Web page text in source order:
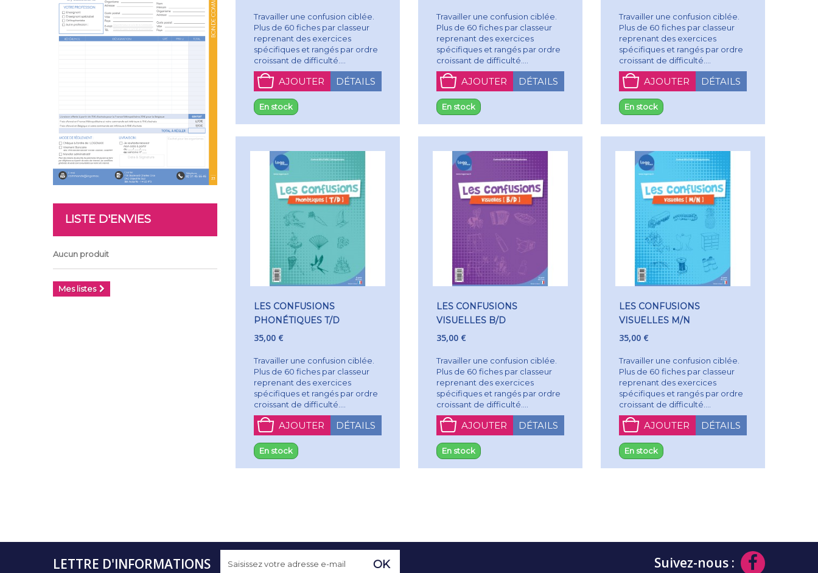
LISTE D'ENVIES
Aucun produit
Mes listes
Travailler une confusion ciblée.
Plus de 60 fiches par classeur
reprenant des exercices
spécifiques et rangés par ordre
croissant de difficulté....
AJOUTER DÉTAILS
En stock
Travailler une confusion ciblée.
Plus de 60 fiches par classeur
reprenant des exercices
spécifiques et rangés par ordre
croissant de difficulté....
AJOUTER DÉTAILS
En stock
Travailler une confusion ciblée.
Plus de 60 fiches par classeur
reprenant des exercices
spécifiques et rangés par ordre
croissant de difficulté....
AJOUTER DÉTAILS
En stock
LES CONFUSIONS
PHONÉTIQUES T/D
35,00 €
Travailler une confusion ciblée.
Plus de 60 fiches par classeur
reprenant des exercices
spécifiques et rangés par ordre
croissant de difficulté....
AJOUTER DÉTAILS
En stock
LES CONFUSIONS
VISUELLES B/D
35,00 €
Travailler une confusion ciblée.
Plus de 60 fiches par classeur
reprenant des exercices
spécifiques et rangés par ordre
croissant de difficulté....
AJOUTER DÉTAILS
En stock
LES CONFUSIONS
VISUELLES M/N
35,00 €
Travailler une confusion ciblée.
Plus de 60 fiches par classeur
reprenant des exercices
spécifiques et rangés par ordre
croissant de difficulté....
AJOUTER DÉTAILS
En stock
LETTRE D'INFORMATIONS OK Suivez-nous :